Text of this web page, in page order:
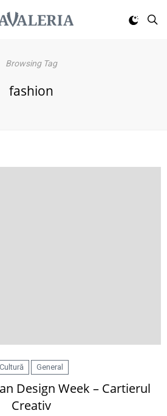
Browsing Tag
fashion
Cultură General
Design Week – Cartierul
Creativ